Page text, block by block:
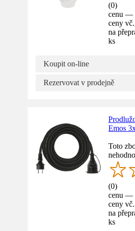
(0)
cenu —
ceny
na
ks
Koupit on-line
Rezervovat v prodejně
Emos
Toto
(0)
cenu —
ceny
na
ks